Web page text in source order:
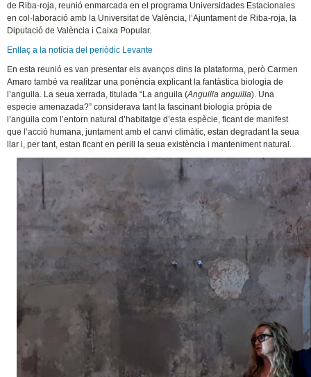
de Riba-roja, reunió enmarcada en el programa Universidades Estacionales
en col·laboració amb la Universitat de València, l’Ajuntament de Riba-roja, la
Diputació de València i Caixa Popular.
Enllaç a la notícia del periòdic Levante
En esta reunió es van presentar els avanços dins la plataforma, però Carmen
Amaro també va realitzar una ponència explicant la fantàstica biologia de
l’anguila. La seua xerrada, titulada “La anguila (Anguilla anguilla). Una
especie amenazada?” considerava tant la fascinant biologia pròpia de
l’anguila com l’entorn natural d’habitatge d’esta espècie, ficant de manifest
que l’acció humana, juntament amb el canvi climàtic, estan degradant la seua
llar i, per tant, estan ficant en perill la seua existència i manteniment natural.